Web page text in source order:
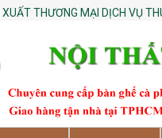
THƯƠNG MẠI DỊCH VỤ